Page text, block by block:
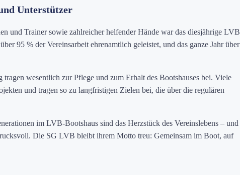
Unterstützer
und Trainer sowie zahlreicher helfender Hände war das diesjährige LVB
95 % der Vereinsarbeit ehrenamtlich geleistet, und das ganze Jahr über
tragen wesentlich zur Pflege und zum Erhalt des Bootshauses bei. Viele
und tragen so zu langfristigen Zielen bei, die über die regulären
im LVB-Bootshaus sind das Herzstück des Vereinslebens – und
Die SG LVB bleibt ihrem Motto treu: Gemeinsam im Boot, auf